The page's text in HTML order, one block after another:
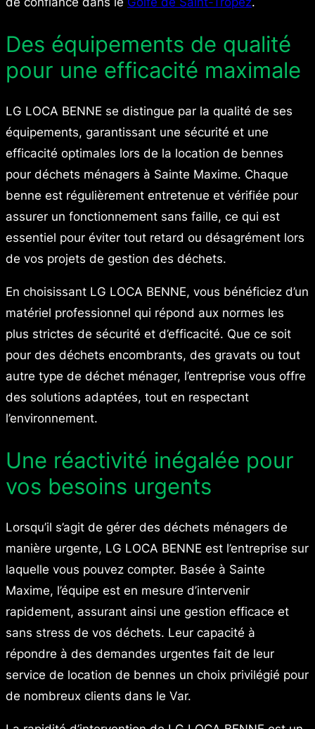
Des équipements de qualité
pour une efficacité maximale
LG LOCA BENNE se distingue par la qualité de ses
équipements, garantissant une sécurité et une
efficacité optimales lors de la location de bennes
pour déchets ménagers à Sainte Maxime. Chaque
benne est régulièrement entretenue et vérifiée pour
assurer un fonctionnement sans faille, ce qui est
essentiel pour éviter tout retard ou désagrément lors
de vos projets de gestion des déchets.
En choisissant LG LOCA BENNE, vous bénéficiez d’un
matériel professionnel qui répond aux normes les
plus strictes de sécurité et d’efficacité. Que ce soit
pour des déchets encombrants, des gravats ou tout
autre type de déchet ménager, l’entreprise vous offre
des solutions adaptées, tout en respectant
l’environnement.
Une réactivité inégalée pour
vos besoins urgents
Lorsqu’il s’agit de gérer des déchets ménagers de
manière urgente, LG LOCA BENNE est l’entreprise sur
laquelle vous pouvez compter. Basée à Sainte
Maxime, l’équipe est en mesure d’intervenir
rapidement, assurant ainsi une gestion efficace et
sans stress de vos déchets. Leur capacité à
répondre à des demandes urgentes fait de leur
service de location de bennes un choix privilégié pour
de nombreux clients dans le Var.